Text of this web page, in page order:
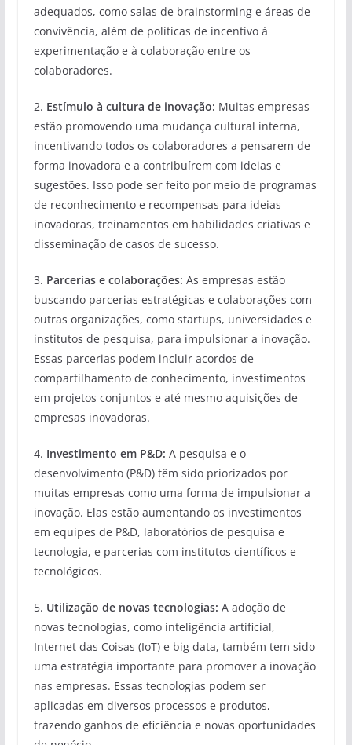
adequados, como salas de brainstorming e áreas de
convivência, além de políticas de incentivo à
experimentação e à colaboração entre os
colaboradores.
2. Estímulo à cultura de inovação: Muitas empresas
estão promovendo uma mudança cultural interna,
incentivando todos os colaboradores a pensarem de
forma inovadora e a contribuírem com ideias e
sugestões. Isso pode ser feito por meio de programas
de reconhecimento e recompensas para ideias
inovadoras, treinamentos em habilidades criativas e
disseminação de casos de sucesso.
3. Parcerias e colaborações: As empresas estão
buscando parcerias estratégicas e colaborações com
outras organizações, como startups, universidades e
institutos de pesquisa, para impulsionar a inovação.
Essas parcerias podem incluir acordos de
compartilhamento de conhecimento, investimentos
em projetos conjuntos e até mesmo aquisições de
empresas inovadoras.
4. Investimento em P&D: A pesquisa e o
desenvolvimento (P&D) têm sido priorizados por
muitas empresas como uma forma de impulsionar a
inovação. Elas estão aumentando os investimentos
em equipes de P&D, laboratórios de pesquisa e
tecnologia, e parcerias com institutos científicos e
tecnológicos.
5. Utilização de novas tecnologias: A adoção de
novas tecnologias, como inteligência artificial,
Internet das Coisas (IoT) e big data, também tem sido
uma estratégia importante para promover a inovação
nas empresas. Essas tecnologias podem ser
aplicadas em diversos processos e produtos,
trazendo ganhos de eficiência e novas oportunidades